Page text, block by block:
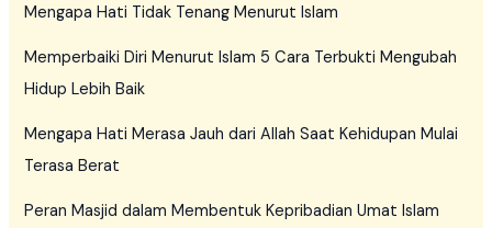
Mengapa Hati Tidak Tenang Menurut Islam
Memperbaiki Diri Menurut Islam 5 Cara Terbukti Mengubah
Hidup Lebih Baik
Mengapa Hati Merasa Jauh dari Allah Saat Kehidupan Mulai
Terasa Berat
Peran Masjid dalam Membentuk Kepribadian Umat Islam